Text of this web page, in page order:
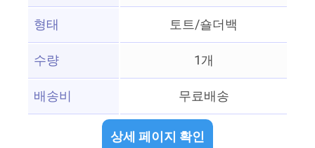
형태
토트/숄더백
수량
1개
배송비
무료배송
상세 페이지 확인